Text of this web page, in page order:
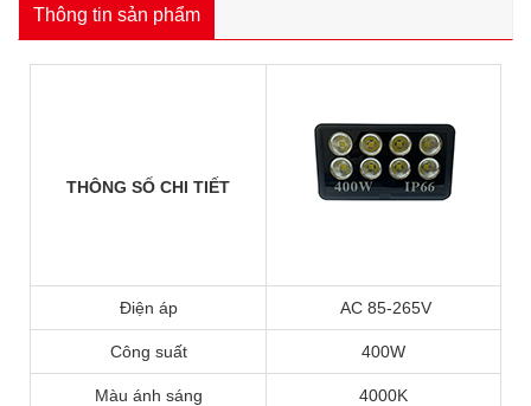
Thông tin sản phẩm
THÔNG SỐ CHI TIẾT
Điện áp AC 85-265V
Công suất 400W
Màu ánh sáng 4000K